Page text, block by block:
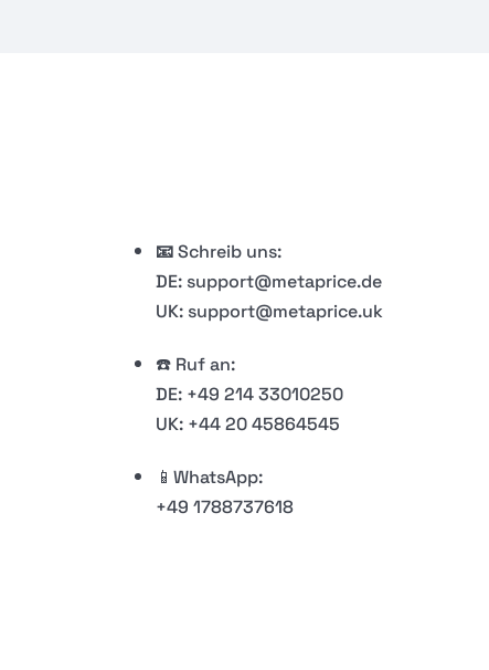
​📧Schreib uns:
DE: support@metaprice.de
UK: support@metaprice.uk
☎️ Ruf an:
DE: +49 214 33010250
UK: +44 20 45864545
📱WhatsApp:
+49 1788737618